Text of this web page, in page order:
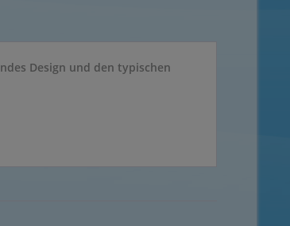
Design und den typischen